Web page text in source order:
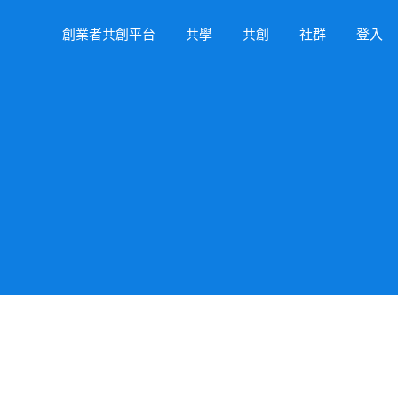
創業者共創平台 共學 共創 社群 登入